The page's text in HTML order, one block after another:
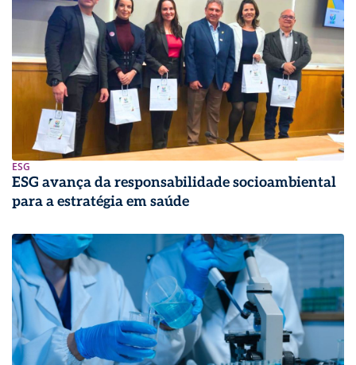
ESG
ESG avança da responsabilidade socioambiental
para a estratégia em saúde